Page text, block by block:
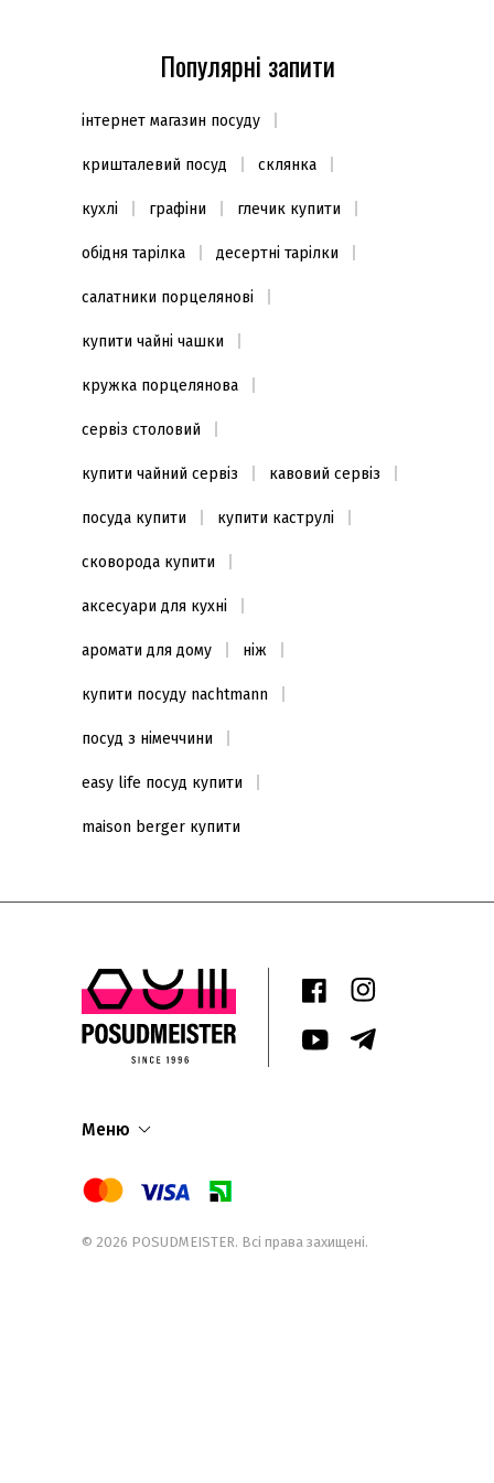
Популярні запити
інтернет магазин посуду
кришталевий посуд склянка
кухлі графіни глечик купити
обідня тарілка десертні тарілки
салатники порцелянові
купити чайні чашки
кружка порцелянова
сервіз столовий
купити чайний сервіз кавовий сервіз
посуда купити купити каструлі
сковорода купити
аксесуари для кухні
аромати для дому ніж
купити посуду nachtmann
посуд з німеччини
easy life посуд купити
maison berger купити
Меню
© 2026 POSUDMEISTER. Всі права захищені.